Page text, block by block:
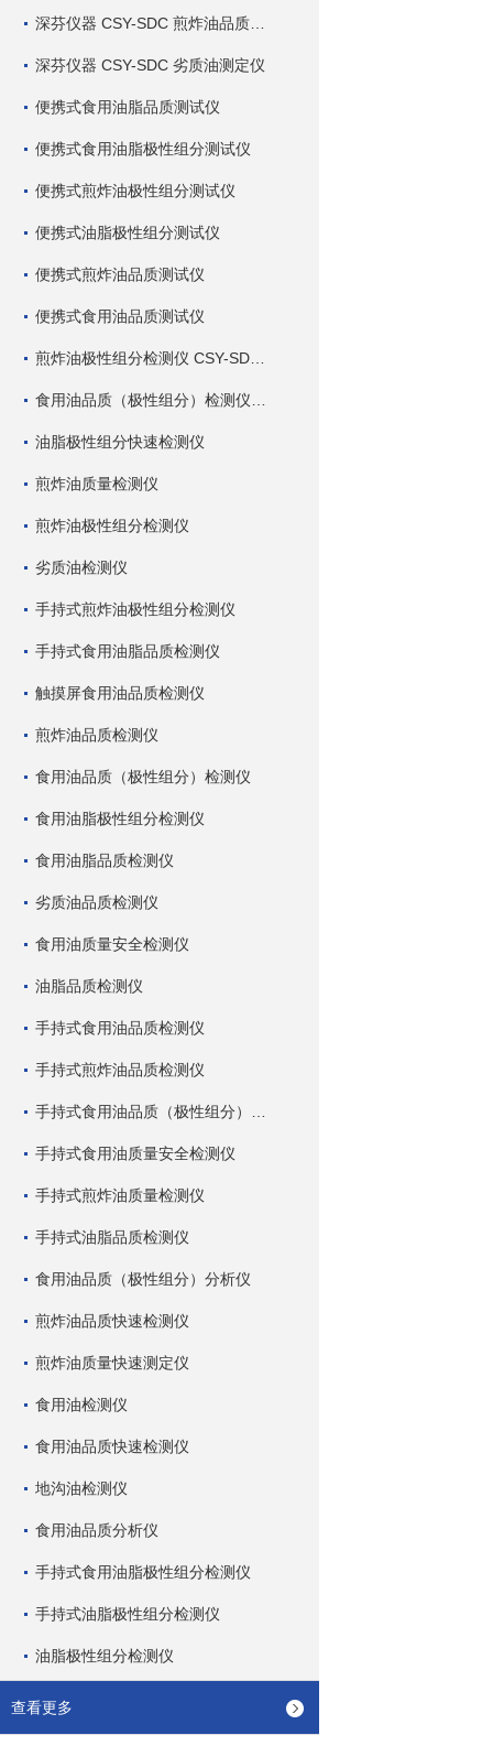
深芬仪器 CSY-SDC 劣质油测定仪
便携式食用油脂品质测试仪
便携式食用油脂极性组分测试仪
便携式煎炸油极性组分测试仪
便携式油脂极性组分测试仪
便携式煎炸油品质测试仪
便携式食用油品质测试仪
油脂极性组分快速检测仪
煎炸油质量检测仪
煎炸油极性组分检测仪
劣质油检测仪
手持式煎炸油极性组分检测仪
手持式食用油脂品质检测仪
触摸屏食用油品质检测仪
煎炸油品质检测仪
食用油品质（极性组分）检测仪
食用油脂极性组分检测仪
食用油脂品质检测仪
劣质油品质检测仪
食用油质量安全检测仪
油脂品质检测仪
手持式食用油品质检测仪
手持式煎炸油品质检测仪
手持式食用油质量安全检测仪
手持式煎炸油质量检测仪
手持式油脂品质检测仪
食用油品质（极性组分）分析仪
煎炸油品质快速检测仪
煎炸油质量快速测定仪
食用油检测仪
食用油品质快速检测仪
地沟油检测仪
食用油品质分析仪
手持式食用油脂极性组分检测仪
手持式油脂极性组分检测仪
油脂极性组分检测仪
查看更多